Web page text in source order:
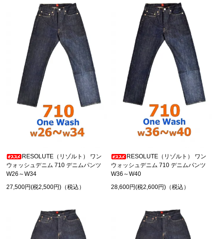
RESOLUTE（リゾルト） ワン
ウォッシュデニム 710 デニムパンツ
W26～W34
27,500円(税2,500円)（税込）
RESOLUTE（リゾルト） ワン
ウォッシュデニム 710 デニムパンツ
W36～W40
28,600円(税2,600円)（税込）